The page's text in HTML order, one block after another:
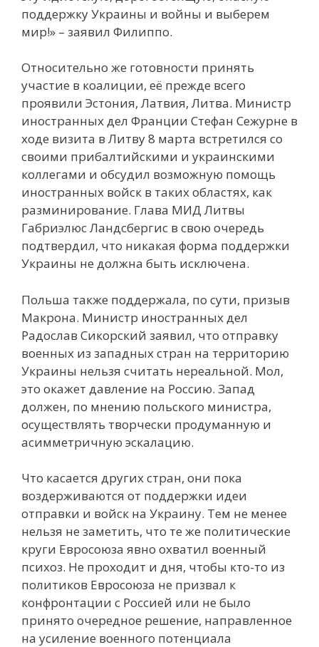
поддержку Украины и войны и выберем
мир!» – заявил Филиппо.
Относительно же готовности принять
участие в коалиции, её прежде всего
проявили Эстония, Латвия, Литва. Министр
иностранных дел Франции Стефан Сежурне в
ходе визита в Литву 8 марта встретился со
своими прибалтийскими и украинскими
коллегами и обсудил возможную помощь
иностранных войск в таких областях, как
разминирование. Глава МИД Литвы
Габриэлюс Ландсбергис в свою очередь
подтвердил, что никакая форма поддержки
Украины не должна быть исключена.
Польша также поддержала, по сути, призыв
Макрона. Министр иностранных дел
Радослав Сикорский заявил, что отправку
военных из западных стран на территорию
Украины нельзя считать нереальной. Мол,
это окажет давление на Россию. Запад
должен, по мнению польского министра,
осуществлять творчески продуманную и
асимметричную эскалацию.
Что касается других стран, они пока
воздерживаются от поддержки идеи
отправки и войск на Украину. Тем не менее
нельзя не заметить, что те же политические
круги Евросоюза явно охватил военный
психоз. Не проходит и дня, чтобы кто-то из
политиков Евросоюза не призвал к
конфронтации с Россией или не было
принято очередное решение, направленное
на усиление военного потенциала